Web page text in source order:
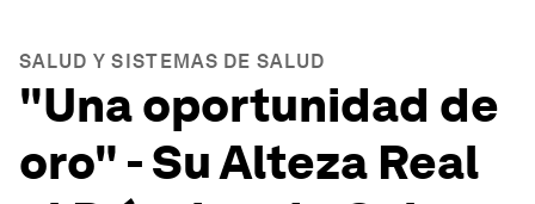
SALUD Y SISTEMAS DE SALUD
"Una oportunidad de
oro" - Su Alteza Real